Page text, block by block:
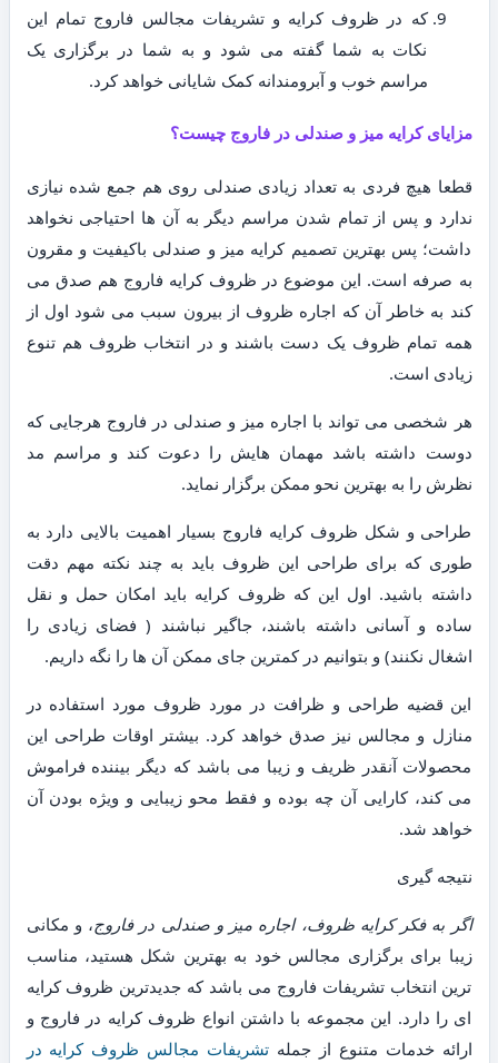
که در ظروف کرایه و تشریفات مجالس فاروج تمام این
نکات به شما گفته می شود و به شما در برگزاری یک
مراسم خوب و آبرومندانه کمک شایانی خواهد کرد.
مزایای کرایه میز و صندلی در فاروج چیست؟
قطعا هیچ فردی به تعداد زیادی صندلی روی هم جمع شده نیازی
ندارد و پس از تمام شدن مراسم دیگر به آن ها احتیاجی نخواهد
داشت؛ پس بهترین تصمیم کرایه میز و صندلی باکیفیت و مقرون
به صرفه است. این موضوع در ظروف کرایه فاروج هم صدق می
کند به خاطر آن که اجاره ظروف از بیرون سبب می شود اول از
همه تمام ظروف یک دست باشند و در انتخاب ظروف هم تنوع
زیادی است.
هر شخصی می تواند با اجاره میز و صندلی در فاروج هرجایی که
دوست داشته باشد مهمان هایش را دعوت کند و مراسم مد
نظرش را به بهترین نحو ممکن برگزار نماید.
طراحی و شکل ظروف کرایه فاروج بسیار اهمیت بالایی دارد به
طوری که برای طراحی این ظروف باید به چند نکته مهم دقت
داشته باشید. اول این که ظروف کرایه باید امکان حمل و نقل
ساده و آسانی داشته باشند، جاگیر نباشند ( فضای زیادی را
اشغال نکنند) و بتوانیم در کمترین جای ممکن آن ها را نگه داریم.
این قضیه طراحی و ظرافت در مورد ظروف مورد استفاده در
منازل و مجالس نیز صدق خواهد کرد. بیشتر اوقات طراحی این
محصولات آنقدر ظریف و زیبا می باشد که دیگر بیننده فراموش
می کند، کارایی آن چه بوده و فقط محو زیبایی و ویژه بودن آن
خواهد شد.
نتیجه گیری
اگر به فکر کرایه ظروف، اجاره میز و صندلی در فاروج، و مکانی
زیبا برای برگزاری مجالس خود به بهترین شکل هستید، مناسب
ترین انتخاب تشریفات فاروج می باشد که جدیدترین ظروف کرایه
ای را دارد. این مجموعه با داشتن انواع ظروف کرایه در فاروج و
ارائه خدمات متنوع از جمله تشریفات مجالس ظروف کرایه در